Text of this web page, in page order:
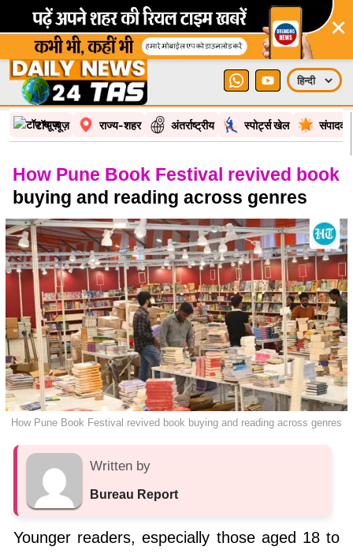
×
टॉप न्यूज़ राज्य-शहर अंतर्राष्ट्रीय स्पोर्ट्स खेल
How Pune Book Festival revived book
buying and reading across genres
How Pune Book Festival revived book buying and reading across genres
Written by
Bureau Report
Younger readers, especially those aged 18 to